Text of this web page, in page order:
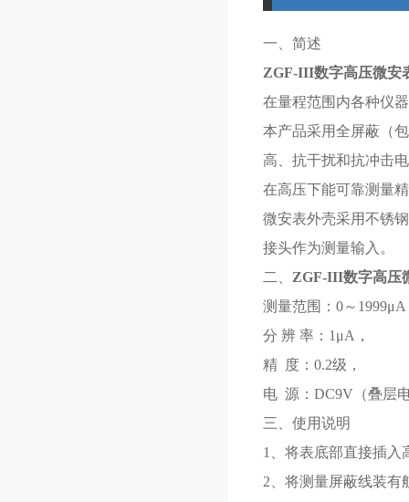
一、简述
ZGF-III数字高压微安
在量程范围内各种仪
本产品采用全屏蔽（
高、抗干扰和抗冲击
在高压下能可靠测量
微安表外壳采用不锈
接头作为测量输入。
二、 ZGF-III数字高压
测量范围：0～
分 辨 率：1μA，
精 度：0.2级，
电 源：DC9V（叠层
三、使用说明
1、将表底部直接插入
2、将测量屏蔽线装有